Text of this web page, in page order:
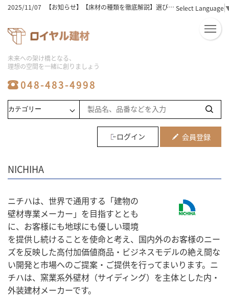
2025/11/07
【お知らせ】【床材の種類を徹底解説】選び方のコツとおすすめはこれ！
2025/11/07 【お知らせ】【床材おすすめ】初心者必見！失敗しない選び方と人気5選
2025/11/07
【お知らせ】ユニットバスの工事費用込み相場を徹底解説！安く抑えるコツは？
2025/11/07 【お知らせ】【ビニル床タイル】初心者でも簡単！選び方と敷き方のコツ
2025/11/07
【お知らせ】【激安】シャワーユニットを徹底比較！人気商品と選び方のコツ
2025/11/07
【お知らせ】【必見】シャワーユニットの人気メーカー徹底比較！
2025/11/06 【お知らせ】【保存版】システムバス価格の比較とおすすめ商品ランキング
2025/08/06 【お知らせ】ユニットバスの工事の費用相場と工期｜安くする方法や事例も解説
2025/08/06
【お知らせ】床材の種類は何がある？価格・特徴と部屋別に選び方も解説
2025/08/06 【お知らせ】【メーカー別】フロアタイルの特徴を比較！最適な選び方も紹介
【お知らせ】ユニットバス施工の費用相場と価格変動要因など業者向けに解説
【お知らせ】システムバスのサイズ選びで施主の不安を解消する提案方法を紹介
【お知らせ】浴室リフォームの費用相場や劣化のサイン5つを解説
2023/10/21
2024/04/06 【お知らせ】ゴールデンウィーク休業のお知らせ
Select Language
未来への架け橋となる、
理想の空間を一緒に創りましょう
048-483-4998
ログイン 会員登録
NICHIHA
ニチハは、世界で通用する「建物の
壁材専業メーカー」を目指すととも
に、お客様にも地球にも優しい環境
を提供し続けることを使命と考え、国内外のお客様のニー
ズを反映した高付加価値商品・ビジネスモデルの絶え間な
い開発と市場へのご提案・ご提供を行ってまいります。ニ
チハは、窯業系外壁材（サイディング）を主体とした内・
外装建材メーカーです。